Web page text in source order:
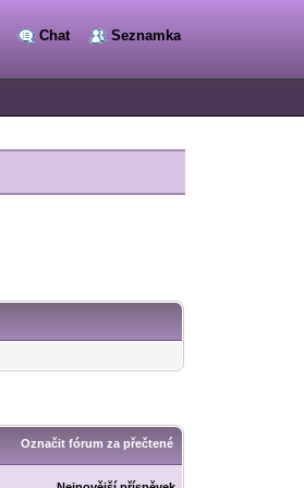
Chat Seznamka
Označit fórum za přečtené